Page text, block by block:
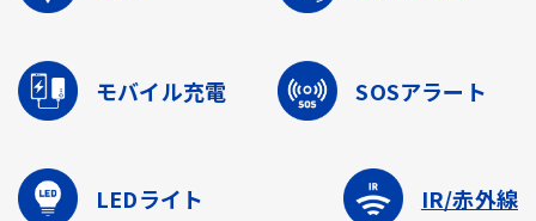
モバイル充電 SOSアラート
LEDライト IR/赤外線